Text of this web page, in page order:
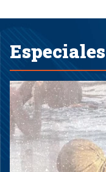
Especiales